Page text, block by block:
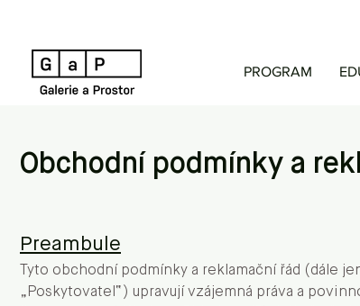
PROGRAM
Obchodní podmínky a
Preambule
Tyto obchodní podmínky a reklamační řád (dále
„Poskytovatel“) upravují vzájemná práva a